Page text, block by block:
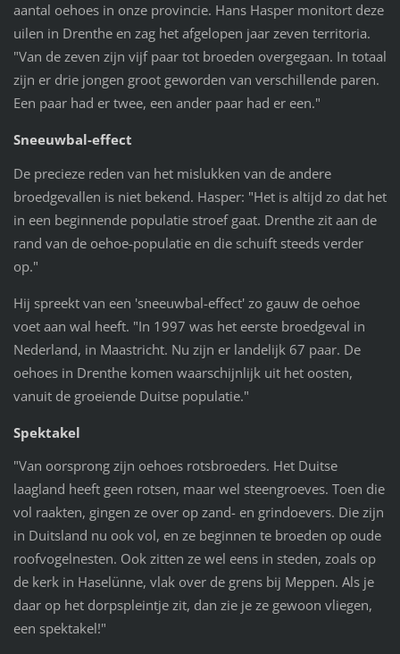
aantal oehoes in onze provincie. Hans Hasper monitort deze
uilen in Drenthe en zag het afgelopen jaar zeven territoria.
"Van de zeven zijn vijf paar tot broeden overgegaan. In totaal
zijn er drie jongen groot geworden van verschillende paren.
Een paar had er twee, een ander paar had er een."
Sneeuwbal-effect
De precieze reden van het mislukken van de andere
broedgevallen is niet bekend. Hasper: "Het is altijd zo dat het
in een beginnende populatie stroef gaat. Drenthe zit aan de
rand van de oehoe-populatie en die schuift steeds verder
op."
Hij spreekt van een 'sneeuwbal-effect' zo gauw de oehoe
voet aan wal heeft. "In 1997 was het eerste broedgeval in
Nederland, in Maastricht. Nu zijn er landelijk 67 paar. De
oehoes in Drenthe komen waarschijnlijk uit het oosten,
vanuit de groeiende Duitse populatie."
Spektakel
"Van oorsprong zijn oehoes rotsbroeders. Het Duitse
laagland heeft geen rotsen, maar wel steengroeves. Toen die
vol raakten, gingen ze over op zand- en grindoevers. Die zijn
in Duitsland nu ook vol, en ze beginnen te broeden op oude
roofvogelnesten. Ook zitten ze wel eens in steden, zoals op
de kerk in Haselünne, vlak over de grens bij Meppen. Als je
daar op het dorpspleintje zit, dan zie je ze gewoon vliegen,
een spektakel!"